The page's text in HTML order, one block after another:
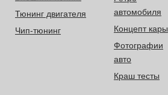
Тюнинг двигателя
Чип-тюнинг
автомобиля
Концепт кары
Фотографии
авто
Краш тесты